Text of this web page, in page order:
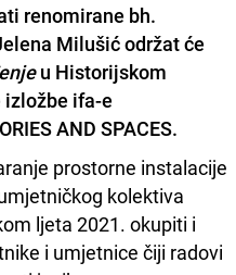
renomirane bh.
Milušićodržat će
u Historijskom
izložbe ifa-e
AND SPACES.
prostorne instalacije
kolektiva
ljeta 2021. okupiti i
i umjetnice čiji radovi